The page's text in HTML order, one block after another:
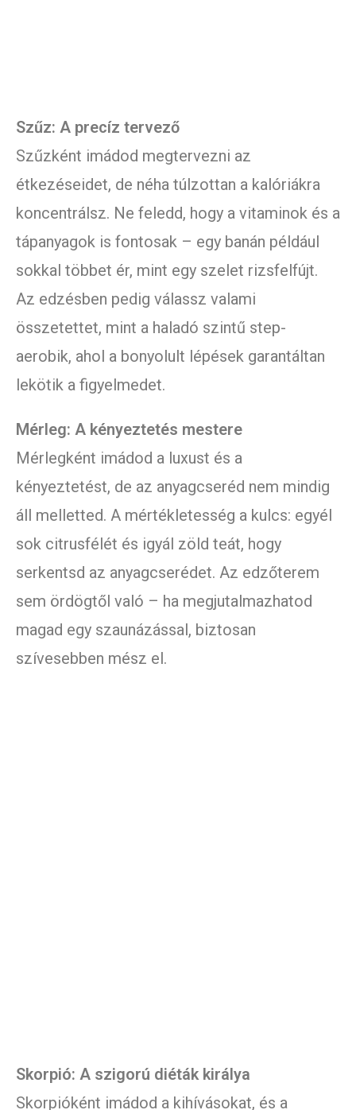
Szűz: A precíz tervező
Szűzként imádod megtervezni az
étkezéseidet, de néha túlzottan a kalóriákra
koncentrálsz. Ne feledd, hogy a vitaminok és a
tápanyagok is fontosak – egy banán például
sokkal többet ér, mint egy szelet rizsfelfújt.
Az edzésben pedig válassz valami
összetettet, mint a haladó szintű step-
aerobik, ahol a bonyolult lépések garantáltan
lekötik a figyelmedet.
Mérleg: A kényeztetés mestere
Mérlegként imádod a luxust és a
kényeztetést, de az anyagcseréd nem mindig
áll melletted. A mértékletesség a kulcs: egyél
sok citrusfélét és igyál zöld teát, hogy
serkentsd az anyagcserédet. Az edzőterem
sem ördögtől való – ha megjutalmazhatod
magad egy szaunázással, biztosan
szívesebben mész el.
Skorpió: A szigorú diéták királya
Skorpióként imádod a kihívásokat, és a